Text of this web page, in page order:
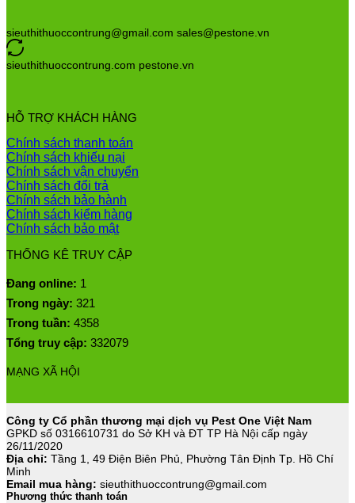
sieuthithuoccontrung@gmail.com sales@pestone.vn
sieuthithuoccontrung.com pestone.vn
HỖ TRỢ KHÁCH HÀNG
Chính sách thanh toán
Chính sách khiếu nại
Chính sách vận chuyển
Chính sách đổi trả
Chính sách bảo hành
Chính sách kiểm hàng
Chính sách bảo mật
THỐNG KÊ TRUY CẬP
Đang online: 1
Trong ngày: 321
Trong tuần: 4358
Tổng truy cập: 332079
MẠNG XÃ HỘI
Công ty Cổ phần thương mại dịch vụ Pest One Việt Nam
GPKD số 0316610731 do Sở KH và ĐT TP Hà Nội cấp ngày
26/11/2020
Địa chỉ: Tầng 1, 49 Điện Biên Phủ, Phường Tân Định Tp. Hồ Chí
Minh
Email mua hàng: sieuthithuoccontrung@gmail.com
Phương thức thanh toán